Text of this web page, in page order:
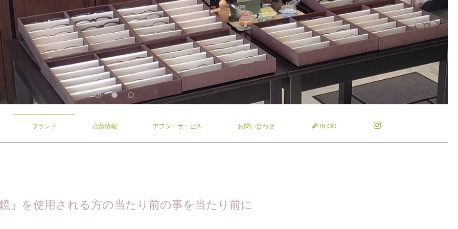
ブランド 店舗情報 アフターサービス お問い合わせ BLOG
」を使用される方の当たり前の事を当たり前に